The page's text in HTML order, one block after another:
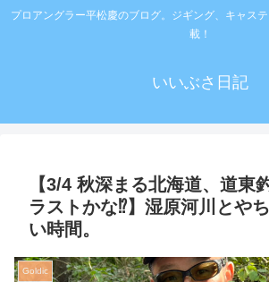
プロアングラー平松慶のブログ。ジギング、キャス
載！
いいぶさ日記
【3/4 秋深まる北海道、道東
ラストかな⁉️】湿原河川とや
い時間。
Goldic